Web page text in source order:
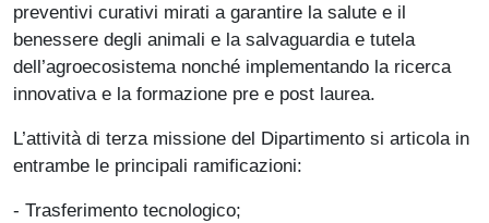
preventivi curativi mirati a garantire la salute e il
benessere degli animali e la salvaguardia e tutela
dell’agroecosistema nonché implementando la ricerca
innovativa e la formazione pre e post laurea.
L’attività di terza missione del Dipartimento si articola in
entrambe le principali ramificazioni:
- Trasferimento tecnologico;